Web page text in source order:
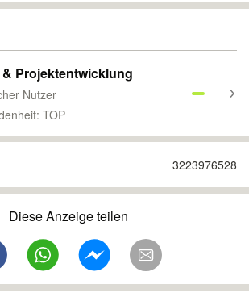
& Projektentwicklung
Nutzer
TOP
3223976528
Diese Anzeige teilen